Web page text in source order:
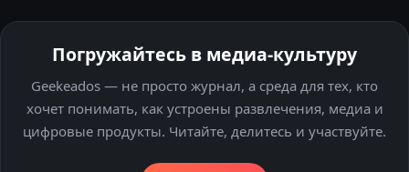
Погружайтесь в медиа-культуру
Geekeados — не просто журнал, а среда для тех, кто
хочет понимать, как устроены развлечения, медиа и
цифровые продукты. Читайте, делитесь и участвуйте.